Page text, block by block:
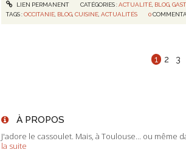
LIEN PERMANENT CATÉGORIES :ACTUALITÉ, BLOG,
TAGS :OCCITANIE, BLOG,CUISINE,ACTUALITÉS 0
1 2 3
À PROPOS
J'adore le cassoulet. Mais, à Toulouse... ou même
la suite